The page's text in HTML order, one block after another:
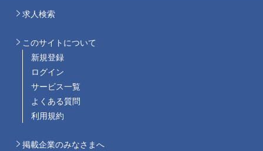
求人検索
このサイトについて
新規登録
ログイン
サービス一覧
よくある質問
利用規約
掲載企業のみなさまへ